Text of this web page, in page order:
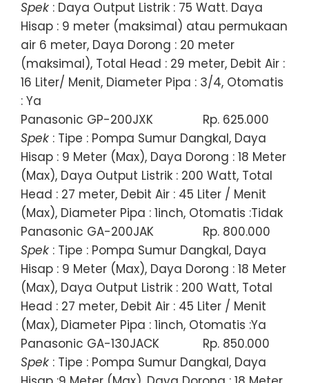
Spek : Daya Output Listrik : 75 Watt. Daya
Hisap : 9 meter (maksimal) atau permukaan
air 6 meter, Daya Dorong : 20 meter
(maksimal), Total Head : 29 meter, Debit Air :
16 Liter/ Menit, Diameter Pipa : 3/4, Otomatis
: Ya
Panasonic GP-200JXK
Rp. 625.000
Spek : Tipe : Pompa Sumur Dangkal, Daya
Hisap : 9 Meter (Max), Daya Dorong : 18 Meter
(Max), Daya Output Listrik : 200 Watt, Total
Head : 27 meter, Debit Air : 45 Liter / Menit
(Max), Diameter Pipa : 1inch, Otomatis :Tidak
Panasonic GA-200JAK
Rp. 800.000
Spek : Tipe : Pompa Sumur Dangkal, Daya
Hisap : 9 Meter (Max), Daya Dorong : 18 Meter
(Max), Daya Output Listrik : 200 Watt, Total
Head : 27 meter, Debit Air : 45 Liter / Menit
(Max), Diameter Pipa : 1inch, Otomatis :Ya
Panasonic GA-130JACK
Rp. 850.000
Spek : Tipe : Pompa Sumur Dangkal, Daya